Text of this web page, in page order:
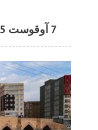
7 آوقوست 11:45